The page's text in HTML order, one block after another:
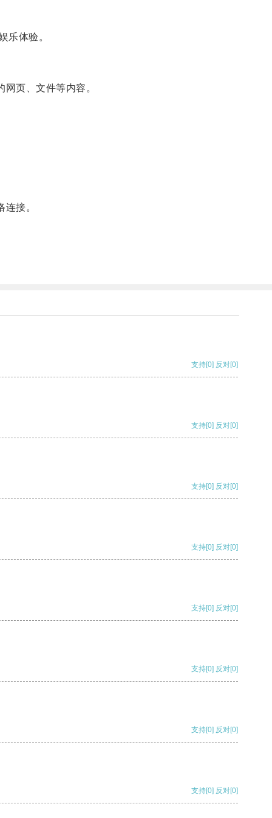
体验。
页、文件等内容。
接。
支持[0] 反对[0]
支持[0] 反对[0]
支持[0] 反对[0]
支持[0] 反对[0]
支持[0] 反对[0]
支持[0] 反对[0]
支持[0] 反对[0]
支持[0] 反对[0]